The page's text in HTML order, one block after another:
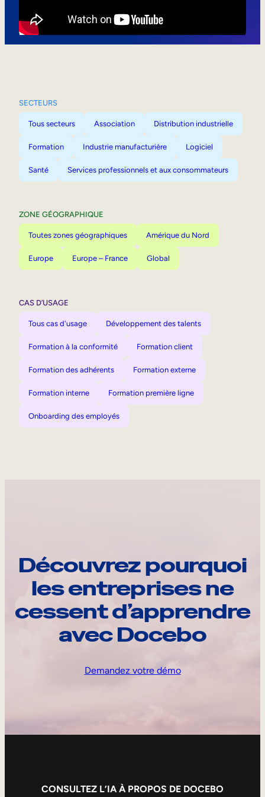
SECTEURS
Tous secteurs Association Distribution industrielle
Formation Industrie manufacturière Logiciel
Santé Services professionnels et aux consommateurs
ZONE GÉOGRAPHIQUE
Toutes zones géographiques Amérique du Nord
Europe Europe – France Global
CAS D’USAGE
Tous cas d'usage Développement des talents
Formation à la conformité Formation client
Formation des adhérents Formation externe
Formation interne Formation première ligne
Onboarding des employés
Découvrez pourquoi
les entreprises ne
cessent d’apprendre
avec Docebo
Demandez votre démo
CONSULTEZ L’IA À PROPOS DE DOCEBO